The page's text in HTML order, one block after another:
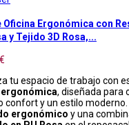
Oficina Ergonómica con
y Tejido 3D Rosa,...
tu espacio de trabajo con
, diseñada para
confort y un estilo moderno.
ergonómico y una